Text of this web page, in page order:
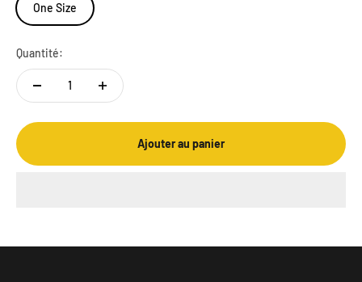
One Size
Quantité:
Ajouter au panier